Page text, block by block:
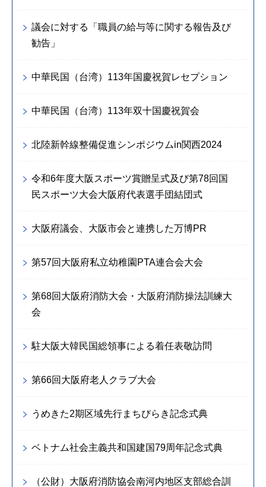
議会に対する「職員の給与等に関する報告及び
勧告」
中華民国（台湾）113年国慶祝賀レセプション
中華民国（台湾）113年双十国慶祝賀会
北陸新幹線整備促進シンポジウムin関西2024
令和6年度大阪スポーツ賞贈呈式及び第78回国
民スポーツ大会大阪府代表選手団結団式
大阪府議会、大阪市会と連携した万博PR
第57回大阪府私立幼稚園PTA連合会大会
第68回大阪府消防大会・大阪府消防操法訓練大
会
駐大阪大韓民国総領事による着任表敬訪問
第66回大阪府老人クラブ大会
うめきた2期区域先行まちびらき記念式典
ベトナム社会主義共和国建国79周年記念式典
（公財）大阪府消防協会南河内地区支部総合訓